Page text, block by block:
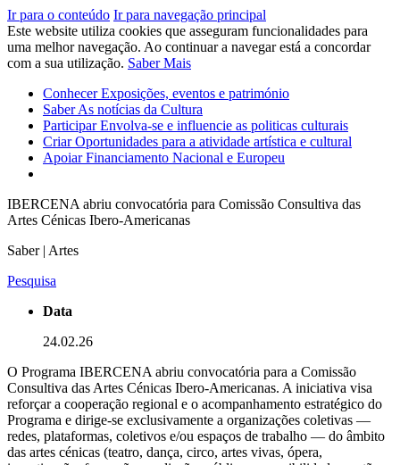
Ir para o conteúdo Ir para navegação principal
Este website utiliza cookies que asseguram funcionalidades para
uma melhor navegação. Ao continuar a navegar está a concordar
com a sua utilização. Saber Mais
ConhecerExposições, eventos e património
SaberAs notícias da Cultura
ParticiparEnvolva-se e influencie as politicas culturais
CriarOportunidades para a atividade artística e cultural
ApoiarFinanciamento Nacional e Europeu
IBERCENA abriu convocatória para Comissão Consultiva das
Artes Cénicas Ibero-Americanas
Saber | Artes
Pesquisa
Data
24.02.26
O Programa IBERCENA abriu convocatória para a Comissão
Consultiva das Artes Cénicas Ibero-Americanas. A iniciativa visa
reforçar a cooperação regional e o acompanhamento estratégico do
Programa e dirige-se exclusivamente a organizações coletivas —
redes, plataformas, coletivos e/ou espaços de trabalho — do âmbito
das artes cénicas (teatro, dança, circo, artes vivas, ópera,